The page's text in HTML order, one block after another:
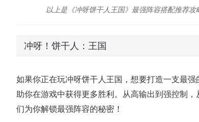
以上是《冲呀饼干人王国》最强阵容搭配推荐攻
冲呀！饼干人：王国
如果你正在玩冲呀饼干人王国，想要打造一支最
助你在游戏中获得更多胜利。从高输出到强控制
们为你解锁最强阵容的秘密！